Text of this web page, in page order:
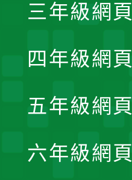
三年級網頁
四年級網頁
五年級網頁
六年級網頁